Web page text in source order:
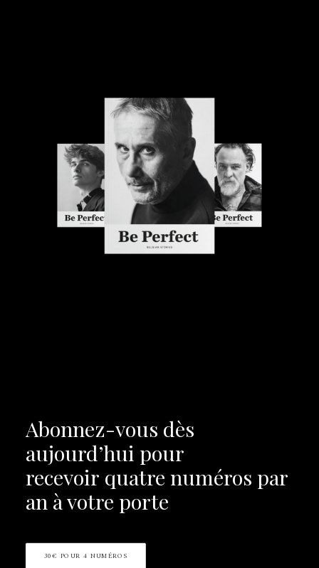
Abonnez-vous dès
aujourd’hui pour
recevoir quatre numéros par
an à votre porte
30€ POUR 4 NUMÉROS